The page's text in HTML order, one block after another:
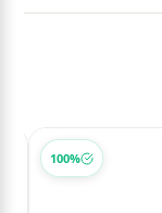
100%